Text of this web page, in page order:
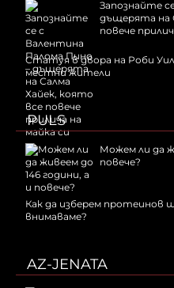
Запознайте
дъщерята на
повече
Статуя в двора на Роби
местни жители
PULS
Можем ли да
повече?
Как да изберем протеинов
внимаваме?
AZ-JENATA